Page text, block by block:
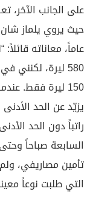
على الجانب
عاماً، معاناته
580 ليرة،
راتباً دون الحد
السابعة صباحاً
تأمين مصاريفي،
التي طلبت نوعاً